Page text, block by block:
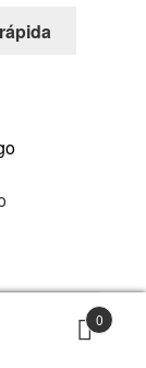
0